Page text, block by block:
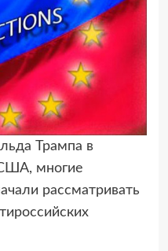
Трампа в
многие
рассматривать